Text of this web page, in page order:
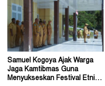
Samuel Kogoya Ajak Warga
Jaga Kamtibmas Guna
Menyukseskan Festival Etnik